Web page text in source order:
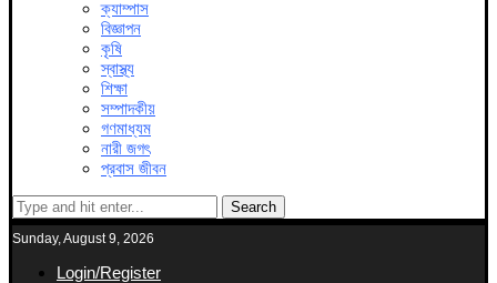
ক্যাম্পাস
বিজ্ঞাপন
কৃষি
স্বাস্থ্য
শিক্ষা
সম্পাদকীয়
গণমাধ্যম
নারী জগৎ
প্রবাস জীবন
Search
Sunday, August 9, 2026
Login/Register